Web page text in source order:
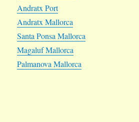
Andratx Port
Andratx Mallorca
Santa Ponsa Mallorca
Magaluf Mallorca
Palmanova Mallorca